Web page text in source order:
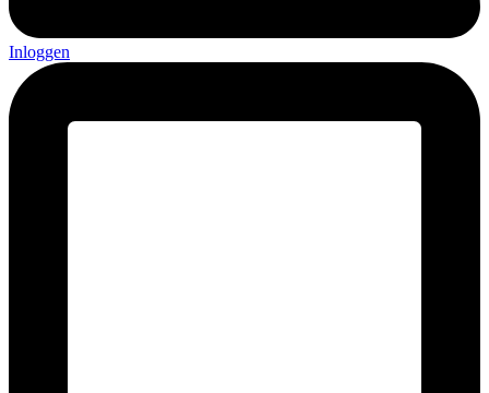
Inloggen